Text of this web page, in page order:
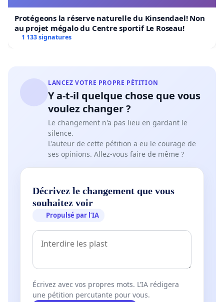
Protégeons la réserve naturelle du Kinsendael! Non
au projet mégalo du Centre sportif Le Roseau!
1 133 signatures
LANCEZ VOTRE PROPRE PÉTITION
Y a-t-il quelque chose que vous
voulez changer ?
Le changement n'a pas lieu en gardant le
silence.
L'auteur de cette pétition a eu le courage de
ses opinions. Allez-vous faire de même ?
Décrivez le changement que vous
souhaitez voir
Propulsé par l’IA
Écrivez avec vos propres mots. L’IA rédigera
une pétition percutante pour vous.